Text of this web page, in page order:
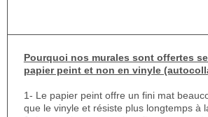
Pourquoi nos murales sont offertes
papier peint et non en vinyle
1- Le papier peint offre un fini mat
que le vinyle et résiste plus longtemps à